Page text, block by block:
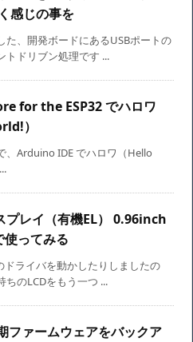
感じの事を
た、開発ボードにあるUSBポートの
トドリブン処理です ...
for the ESP32 でハロワ
）
、Arduino IDE でハロワ（Hello
プレイ（有機EL） 0.96inch
使ってみる
ドライバを動かしたりしましたの
ちのLCDをもう一つ ...
ファームウェアをバックア